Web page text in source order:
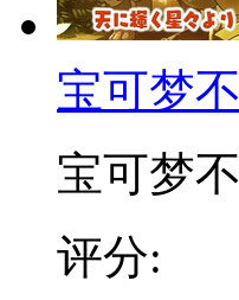
宝可梦
宝可梦
评分: